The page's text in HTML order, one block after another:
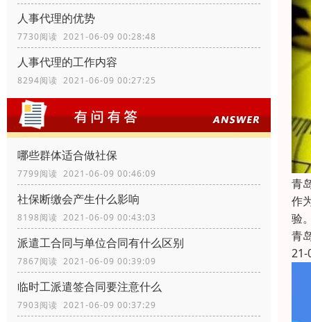
人事代理的优势
7730阅读 2021-06-09 00:28:48
人事代理的工作内容
8294阅读 2021-06-09 00:27:25
哪些群体适合做社保
7799阅读 2021-06-09 00:46:09
社保断缴会产生什么影响
8198阅读 2021-06-09 00:43:03
派遣工合同与单位合同有什么区别
7867阅读 2021-06-09 00:39:09
临时工派遣签合同要注意什么
7903阅读 2021-06-09 00:37:29
青
作
验
青
21-